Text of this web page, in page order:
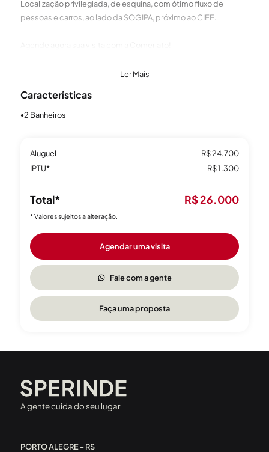
Localização privilegiada, de esquina, com ótimo fluxo de
pessoas e carros, ao lado da SOGIPA, próximo ao CIEE.
Ler Mais
Características
●2 Banheiros
Aluguel
R$ 24.700
IPTU*
R$ 1.300
Total* R$ 26.000
* Valores sujeitos a alteração.
Agendar uma visita
Fale com a gente
Faça uma proposta
A gente cuida do seu lugar
PORTO ALEGRE - RS